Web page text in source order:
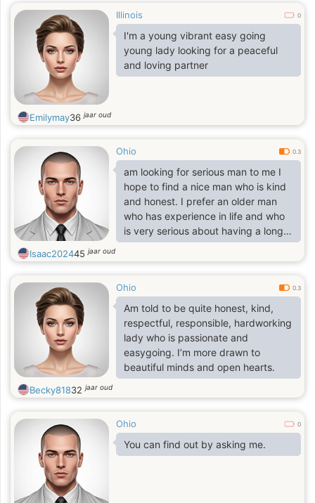
Illinois 0
I'm a young vibrant easy going
young lady looking for a peaceful
and loving partner
Emilymay36jaar oud
Ohio 0.3
am looking for serious man to me I
hope to find a nice man who is kind
and honest. I prefer an older man
who has experience in life and who
is very serious about having a long-
term relationship.
Isaac202445jaar oud
Ohio 0.3
Am told to be quite honest, kind,
respectful, responsible, hardworking
lady who is passionate and
easygoing. I’m more drawn to
beautiful minds and open hearts.
Becky81832jaar oud
Ohio 0
You can find out by asking me.